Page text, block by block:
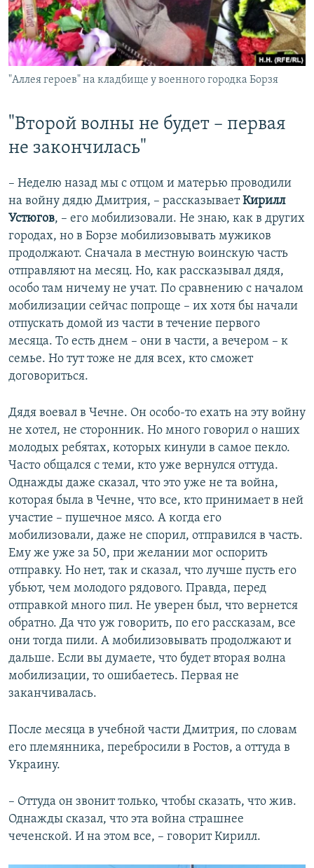
"Аллея героев" на кладбище у военного городка Борзя
"Второй волны не будет – первая
не закончилась"
– Неделю назад мы с отцом и матерью проводили
на войну дядю Дмитрия, – рассказываетКирилл
Устюгов, – его мобилизовали. Не знаю, как в других
городах, но в Борзе мобилизовывать мужиков
продолжают. Сначала в местную воинскую часть
отправляют на месяц. Но, как рассказывал дядя,
особо там ничему не учат. По сравнению с началом
мобилизации сейчас попроще – их хотя бы начали
отпускать домой из части в течение первого
месяца. То есть днем – они в части, а вечером – к
семье. Но тут тоже не для всех, кто сможет
договориться.
Дядя воевал в Чечне. Он особо-то ехать на эту войну
не хотел, не сторонник. Но много говорил о наших
молодых ребятах, которых кинули в самое пекло.
Часто общался с теми, кто уже вернулся оттуда.
Однажды даже сказал, что это уже не та война,
которая была в Чечне, что все, кто принимает в ней
участие – пушечное мясо. А когда его
мобилизовали, даже не спорил, отправился в часть.
Ему же уже за 50, при желании мог оспорить
отправку. Но нет, так и сказал, что лучше пусть его
убьют, чем молодого рядового. Правда, перед
отправкой много пил. Не уверен был, что вернется
обратно. Да что уж говорить, по его рассказам, все
они тогда пили. А мобилизовывать продолжают и
дальше. Если вы думаете, что будет вторая волна
мобилизации, то ошибаетесь. Первая не
заканчивалась.
После месяца в учебной части Дмитрия, по словам
его племянника, перебросили в Ростов, а оттуда в
Украину.
– Оттуда он звонит только, чтобы сказать, что жив.
Однажды сказал, что эта война страшнее
чеченской. И на этом все, – говорит Кирилл.